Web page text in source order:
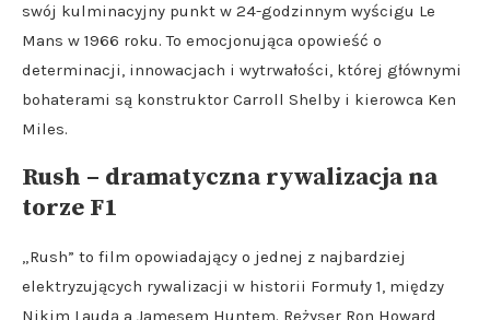
swój kulminacyjny punkt w 24-godzinnym wyścigu Le
Mans w 1966 roku. To emocjonująca opowieść o
determinacji, innowacjach i wytrwałości, której głównymi
bohaterami są konstruktor Carroll Shelby i kierowca Ken
Miles.
Rush – dramatyczna rywalizacja na
torze F1
„Rush” to film opowiadający o jednej z najbardziej
elektryzujących rywalizacji w historii Formuły 1, między
Nikim Laudą a Jamesem Huntem. Reżyser Ron Howard